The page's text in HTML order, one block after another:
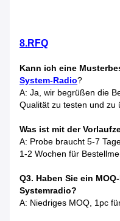
8.RFQ
Kann ich eine
System-Radio?
A: Ja, wir begrüßen die
Qualität zu testen und zu
Was ist mit der
A: Probe braucht 5-7
1-2 Wochen für
Q3. Haben Sie ein
Systemradio?
A: Niedriges MOQ, 1pc